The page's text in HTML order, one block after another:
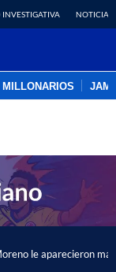
NOTICIAS
MILLONARIOS
le aparecieron